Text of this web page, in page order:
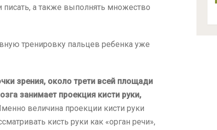
а также выполнять множество
тренировку пальцев ребенка уже
зрения, около трети всей площади
занимает проекция кисти руки,
величина проекции кисти руки
кисть руки как «орган речи»,